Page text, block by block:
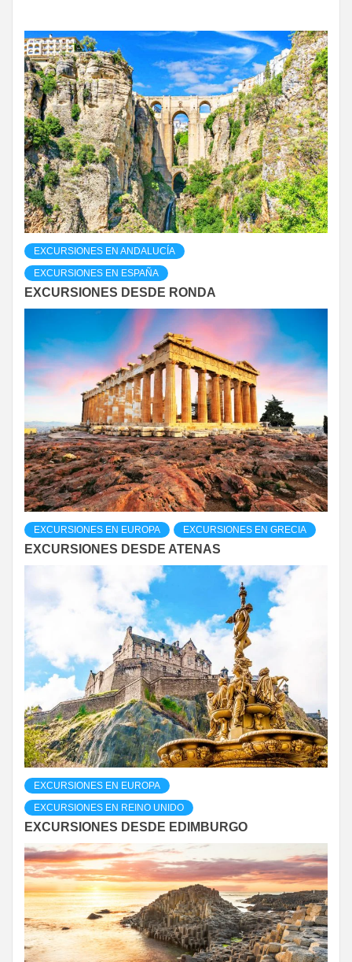
EXCURSIONES EN ANDALUCÍA
EXCURSIONES EN ESPAÑA
EXCURSIONES DESDE RONDA
EXCURSIONES EN EUROPA EXCURSIONES EN GRECIA
EXCURSIONES DESDE ATENAS
EXCURSIONES EN EUROPA
EXCURSIONES EN REINO UNIDO
EXCURSIONES DESDE EDIMBURGO